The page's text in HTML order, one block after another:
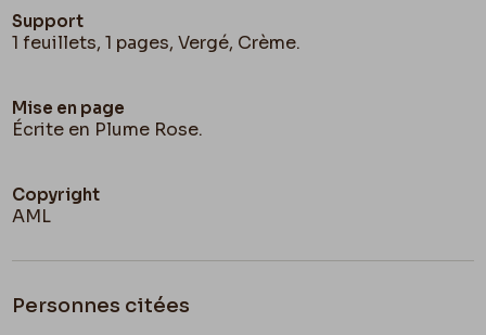
Support
1 feuillets, 1 pages, Vergé, Crème.
Mise en page
Écrite en Plume Rose.
Copyright
AML
Personnes citées